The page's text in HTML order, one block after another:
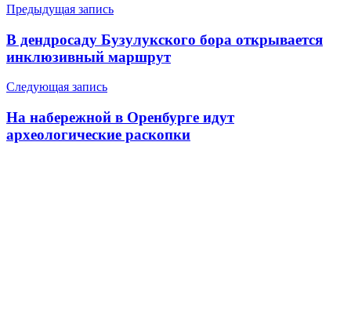
Навигация
по
записям
Предыдущая запись
В дендросаду Бузулукского бора открывается
инклюзивный маршрут
Следующая запись
На набережной в Оренбурге идут
археологические раскопки